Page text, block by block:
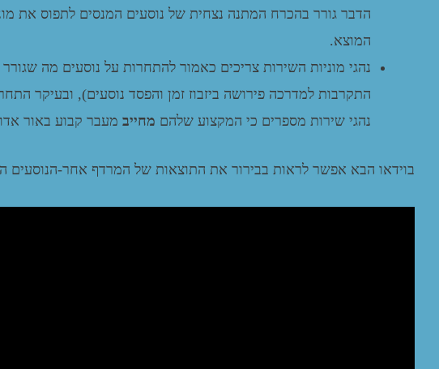
הדבר גורר בהכרח המתנה נצחית של נוסעים המנסים לתפוס את
המוצא.
נהגי מוניות השירות צריכים כאמור להתחרות על נוסעים מה
התקרבות למדרכה פירושה ביזבוז זמן והפסד נוסעים), ובעיקר
נהגי שירות מספרים כי המקצוע שלהם מחייב מעבר קבוע באור
בוידאו הבא אפשר לראות בבירור את התוצאות של המרדף אחר-הנוסעים